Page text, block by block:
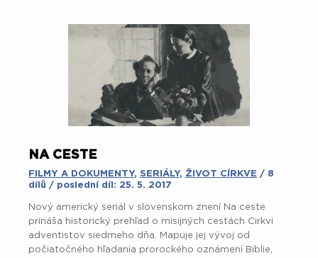
NA CESTE
FILMY A DOKUMENTY, SERIÁLY, ŽIVOT CÍRKVE / 8
dílů / poslední díl: 25. 5. 2017
Nový americký seriál v slovenskom znení Na ceste
prináša historický prehľad o misijných cestách Cirkvi
adventistov siedmeho dňa. Mapuje jej vývoj od
počiatočného hľadania prorockého oznámení Biblie,